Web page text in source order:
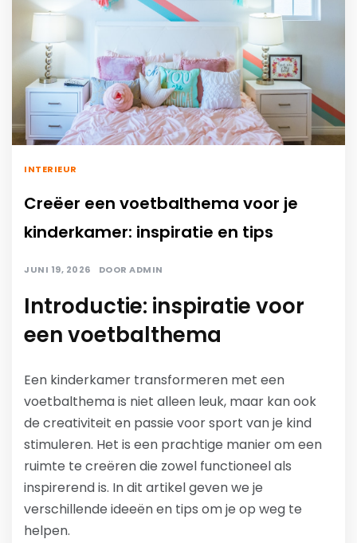
INTERIEUR
Creëer een voetbalthema voor je
kinderkamer: inspiratie en tips
JUNI 19, 2026 DOOR ADMIN
Introductie: inspiratie voor
een voetbalthema
Een kinderkamer transformeren met een
voetbalthema is niet alleen leuk, maar kan ook
de creativiteit en passie voor sport van je kind
stimuleren. Het is een prachtige manier om een
ruimte te creëren die zowel functioneel als
inspirerend is. In dit artikel geven we je
verschillende ideeën en tips om je op weg te
helpen.